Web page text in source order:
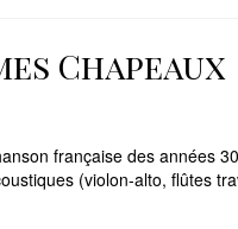
Chapeaux
française des années
(violon-alto, flûtes